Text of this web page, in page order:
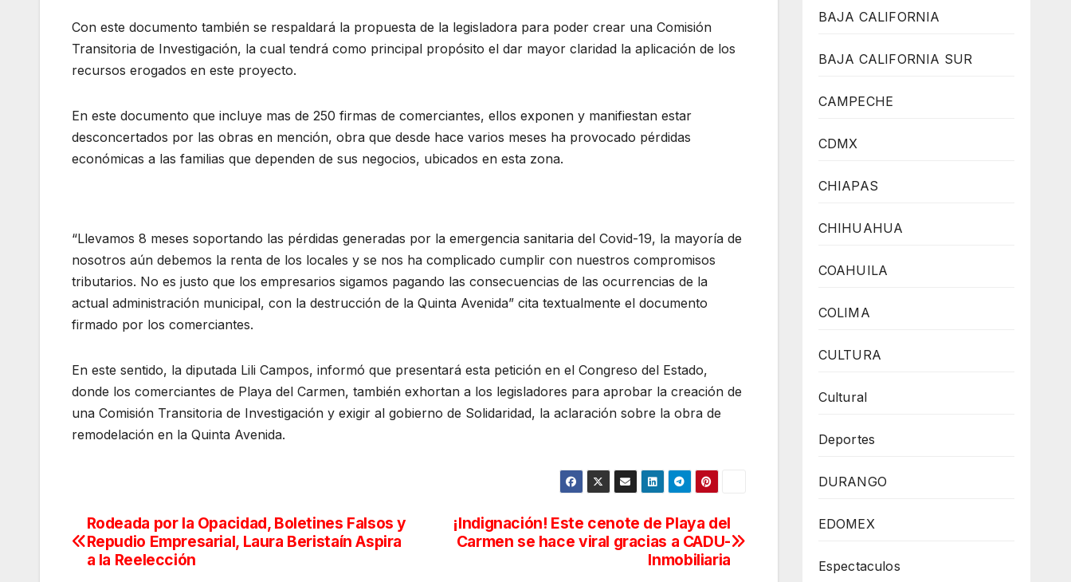
Con este documento también se respaldará la propuesta de la legisladora para poder crear una Comisión
Transitoria de Investigación, la cual tendrá como principal propósito el dar mayor claridad la aplicación de los
recursos erogados en este proyecto.
En este documento que incluye mas de 250 firmas de comerciantes, ellos exponen y manifiestan estar
desconcertados por las obras en mención, obra que desde hace varios meses ha provocado pérdidas
económicas a las familias que dependen de sus negocios, ubicados en esta zona.
“Llevamos 8 meses soportando las pérdidas generadas por la emergencia sanitaria del Covid-19, la mayoría de
nosotros aún debemos la renta de los locales y se nos ha complicado cumplir con nuestros compromisos
tributarios. No es justo que los empresarios sigamos pagando las consecuencias de las ocurrencias de la
actual administración municipal, con la destrucción de la Quinta Avenida” cita textualmente el documento
firmado por los comerciantes.
En este sentido, la diputada Lili Campos, informó que presentará esta petición en el Congreso del Estado,
donde los comerciantes de Playa del Carmen, también exhortan a los legisladores para aprobar la creación de
una Comisión Transitoria de Investigación y exigir al gobierno de Solidaridad, la aclaración sobre la obra de
remodelación en la Quinta Avenida.
Navegación
de
¡Indignación! Este cenote de Playa del
Carmen se hace viral gracias a CADU-
Inmobiliaria
Rodeada por la Opacidad, Boletines Falsos y
Repudio Empresarial, Laura Beristaín Aspira
a la Reelección
BAJA CALIFORNIA
BAJA CALIFORNIA SUR
CAMPECHE
CDMX
CHIAPAS
CHIHUAHUA
COAHUILA
COLIMA
CULTURA
Cultural
Deportes
DURANGO
EDOMEX
Espectaculos